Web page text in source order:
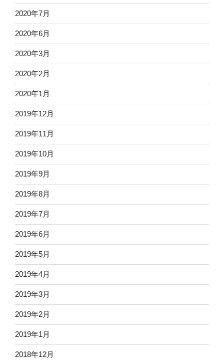
2020年7月
2020年6月
2020年3月
2020年2月
2020年1月
2019年12月
2019年11月
2019年10月
2019年9月
2019年8月
2019年7月
2019年6月
2019年5月
2019年4月
2019年3月
2019年2月
2019年1月
2018年12月